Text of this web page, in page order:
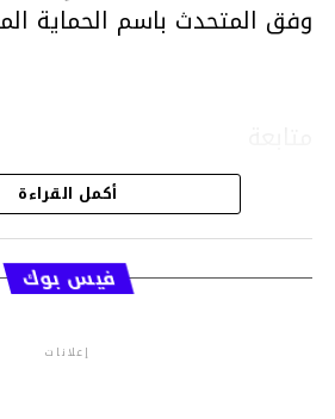
وفق المتحدث باسم الحماية
قسم الاخبار
أكمل القراءة
فيس بوك
إعلانات